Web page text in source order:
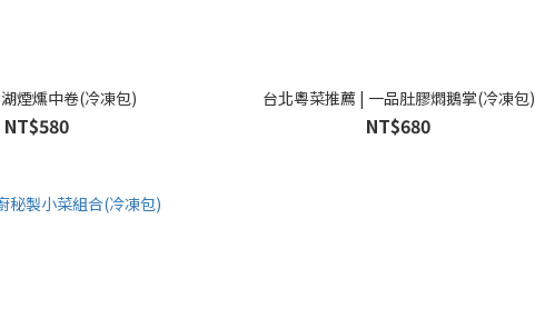
煙燻中卷(冷凍包)
NT$580
台北粵菜推薦 | 一品肚膠燜鵝掌(冷凍包)
NT$680